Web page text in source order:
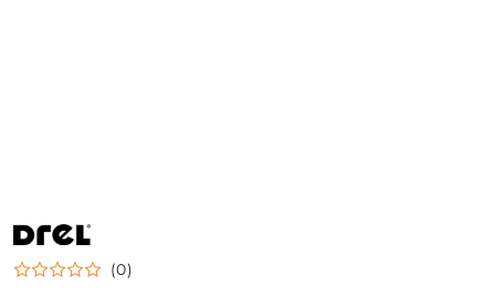
NAZWA
PRODUCENTA:
DREL
(0)